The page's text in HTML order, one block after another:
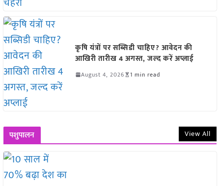
कृषि यंत्रों पर सब्सिडी चाहिए? आवेदन की
आखिरी तारीख 4 अगस्त, जल्द करें अप्लाई
August 4, 2026 1 min read
पशुपालन View All